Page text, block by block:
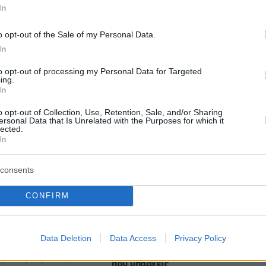
opt-out of the Sale of my Personal Data.
opt-out of processing my Personal Data for Targeted
opt-out of Collection, Use, Retention, Sale, and/or Sharing
Data that Is Unrelated with the Purposes for which it
CONFIRM
Data Deletion Data Access Privacy Policy
στοProtothema.gr
Ειδήσεις
με 39άρια και
έως 8 μποφόρ
του τροχαίου
στο
Τι σημαίνουν οι ρωγμές στις
ανησυχητικές;
Ανδρομάχη για τον γιο της: Είσαι